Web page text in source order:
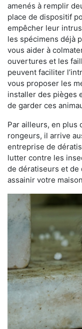
amenés à remplir
place de dispositif
empêcher leur
les spécimens déjà
vous aider à
ouvertures et les
peuvent faciliter
vous proposer les
installer des pièges
de garder ces
Par ailleurs, en plus
rongeurs, il arrive
entreprise de
lutter contre les
de dératiseurs et
assainir votre